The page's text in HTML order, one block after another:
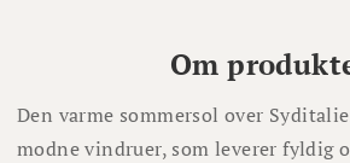
Om
Den varme sommersol over
modne vindruer, som leverer fyldig